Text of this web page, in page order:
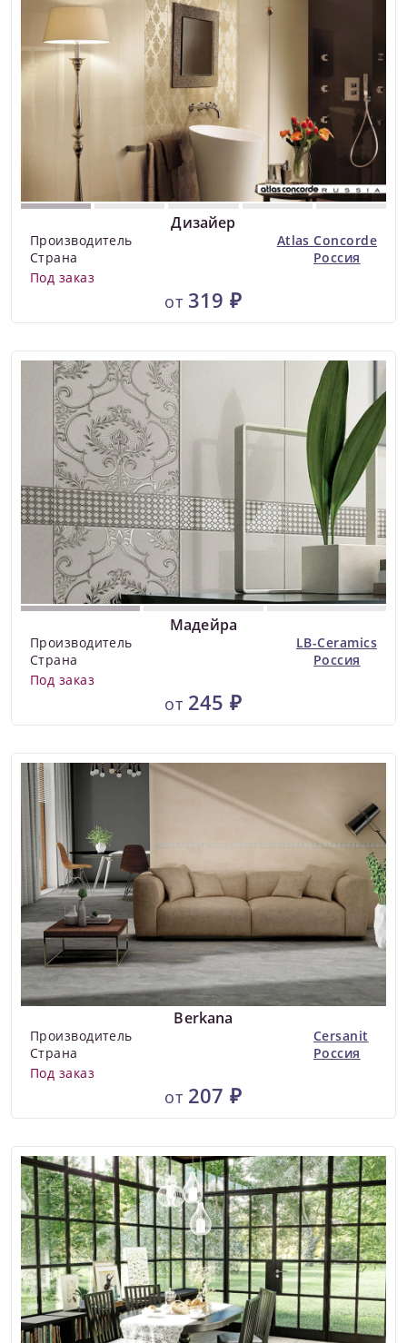
Дизайер
Производитель
Atlas Concorde
Страна
Россия
Под заказ
от 319 ₽
Мадейра
Производитель
LB-Ceramics
Страна
Россия
Под заказ
от 245 ₽
Berkana
Производитель
Cersanit
Страна
Россия
Под заказ
от 207 ₽